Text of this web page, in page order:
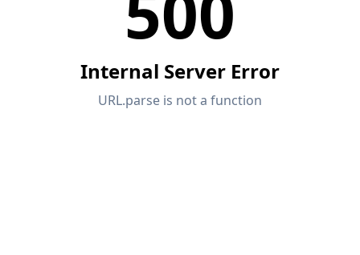
FEM für Stahlverbindungen